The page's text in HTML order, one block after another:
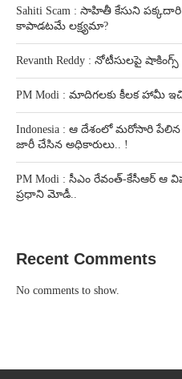
Sahiti Scam : సాహితీ కేసుని
కాపాడటమే లక్ష్యమా?
Revanth Reddy : నోటీసులపై
PM Modi : మాదిగలకు కీలక హామీ
Indonesia : ఆ దేశంలో మరోసారి
జారీ చేసిన అధికారులు.. !
PM Modi : సీఎం రేవంత్-కేసీఆర్ ఆ
ప్రధాని మోడీ..
Recent Comments
No comments to show.